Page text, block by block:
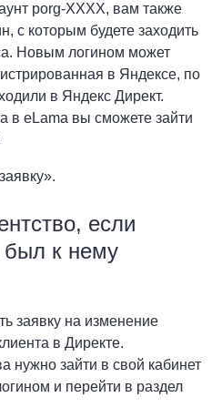
porg-XXXX, вам также
с которым будете заходить
Новым логином может
в Яндексе, по
в Яндекс Директ.
в eLama вы сможете зайти
если
был к нему
заявку на изменение
в Директе.
нужно зайти в свой кабинет
и перейти в раздел